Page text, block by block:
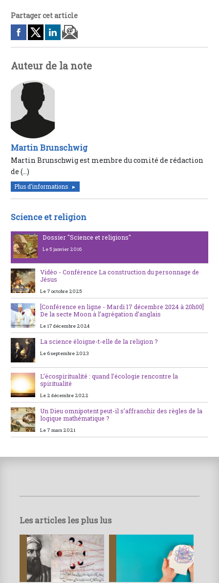
Partager cet article
Auteur de la note
Martin Brunschwig
Martin Brunschwig est membre du comité de rédaction
de (…)
Plus d'informations
Science et religion
Dossier "Science et religions"
Le 5 janvier 2016
Vidéo - Conférence La construction du personnage de
Jésus
Le 7 octobre 2025
[Conférence en ligne - Mardi 17 décembre 2024 à 20h00]
De la secte Moon à l’agrégation d’anglais
Le 17 décembre 2024
La science éloigne-t-elle de la religion ?
Le 6 septembre 2023
L’écospiritualité : quand l’écologie rencontre la
spiritualité
Le 2 décembre 2022
Un Dieu omnipotent peut-il s’affranchir des règles de la
logique mathématique ?
Le 7 mars 2021
Les articles les plus lus